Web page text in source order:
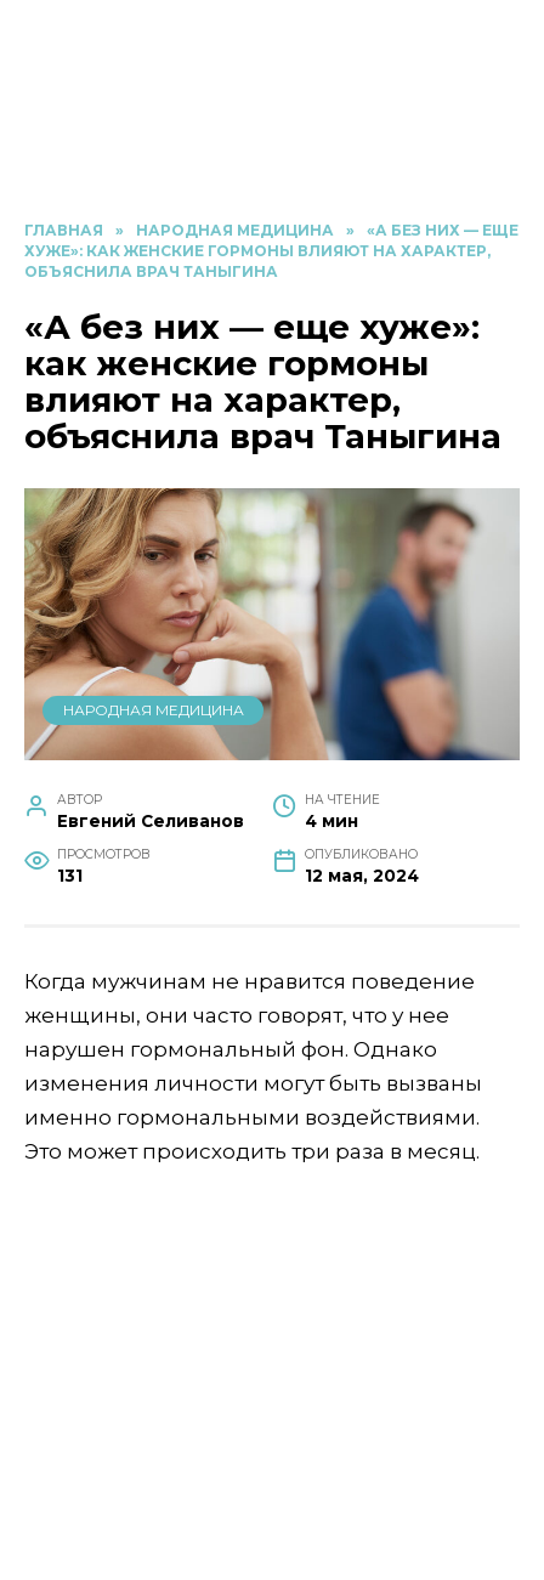
ГЛАВНАЯ » НАРОДНАЯ МЕДИЦИНА »
«А БЕЗ НИХ — ЕЩЕ
ХУЖЕ»: КАК ЖЕНСКИЕ ГОРМОНЫ ВЛИЯЮТ НА ХАРАКТЕР,
ОБЪЯСНИЛА ВРАЧ ТАНЫГИНА
«А без них — еще хуже»:
как женские гормоны
влияют на характер,
объяснила врач Таныгина
НАРОДНАЯ МЕДИЦИНА
АВТОР
Евгений Селиванов
НА ЧТЕНИЕ
4 мин
ПРОСМОТРОВ
131
ОПУБЛИКОВАНО
12 мая, 2024
Когда мужчинам не нравится поведение
женщины, они часто говорят, что у нее
нарушен гормональный фон. Однако
изменения личности могут быть вызваны
именно гормональными воздействиями.
Это может происходить три раза в месяц.